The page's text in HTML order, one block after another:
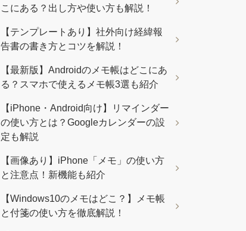
こにある？出し方や使い方も解説！
【テンプレートあり】社外向け経緯報
告書の書き方とコツを解説！
【最新版】Androidのメモ帳はどこにあ
る？スマホで使えるメモ帳3選も紹介
【iPhone・Android向け】リマインダー
の使い方とは？Googleカレンダーの設
定も解説
【画像あり】iPhone「メモ」の使い方
と注意点！新機能も紹介
【Windows10のメモはどこ？】メモ帳
と付箋の使い方を徹底解説！